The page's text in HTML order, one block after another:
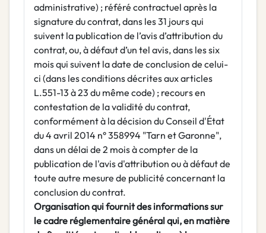
administrative) ; référé contractuel après la
signature du contrat, dans les 31 jours qui
suivent la publication de l’avis d’attribution du
contrat, ou, à défaut d’un tel avis, dans les six
mois qui suivent la date de conclusion de celui-
ci (dans les conditions décrites aux articles
L.551-13 à 23 du même code) ; recours en
contestation de la validité du contrat,
conformément à la décision du Conseil d'État
du 4 avril 2014 n° 358994 "Tarn et Garonne",
dans un délai de 2 mois à compter de la
publication de l'avis d'attribution ou à défaut de
toute autre mesure de publicité concernant la
conclusion du contrat.
Organisation qui fournit des informations sur
le cadre réglementaire général qui, en matière